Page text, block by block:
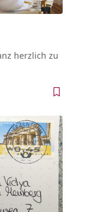
herzlich zu